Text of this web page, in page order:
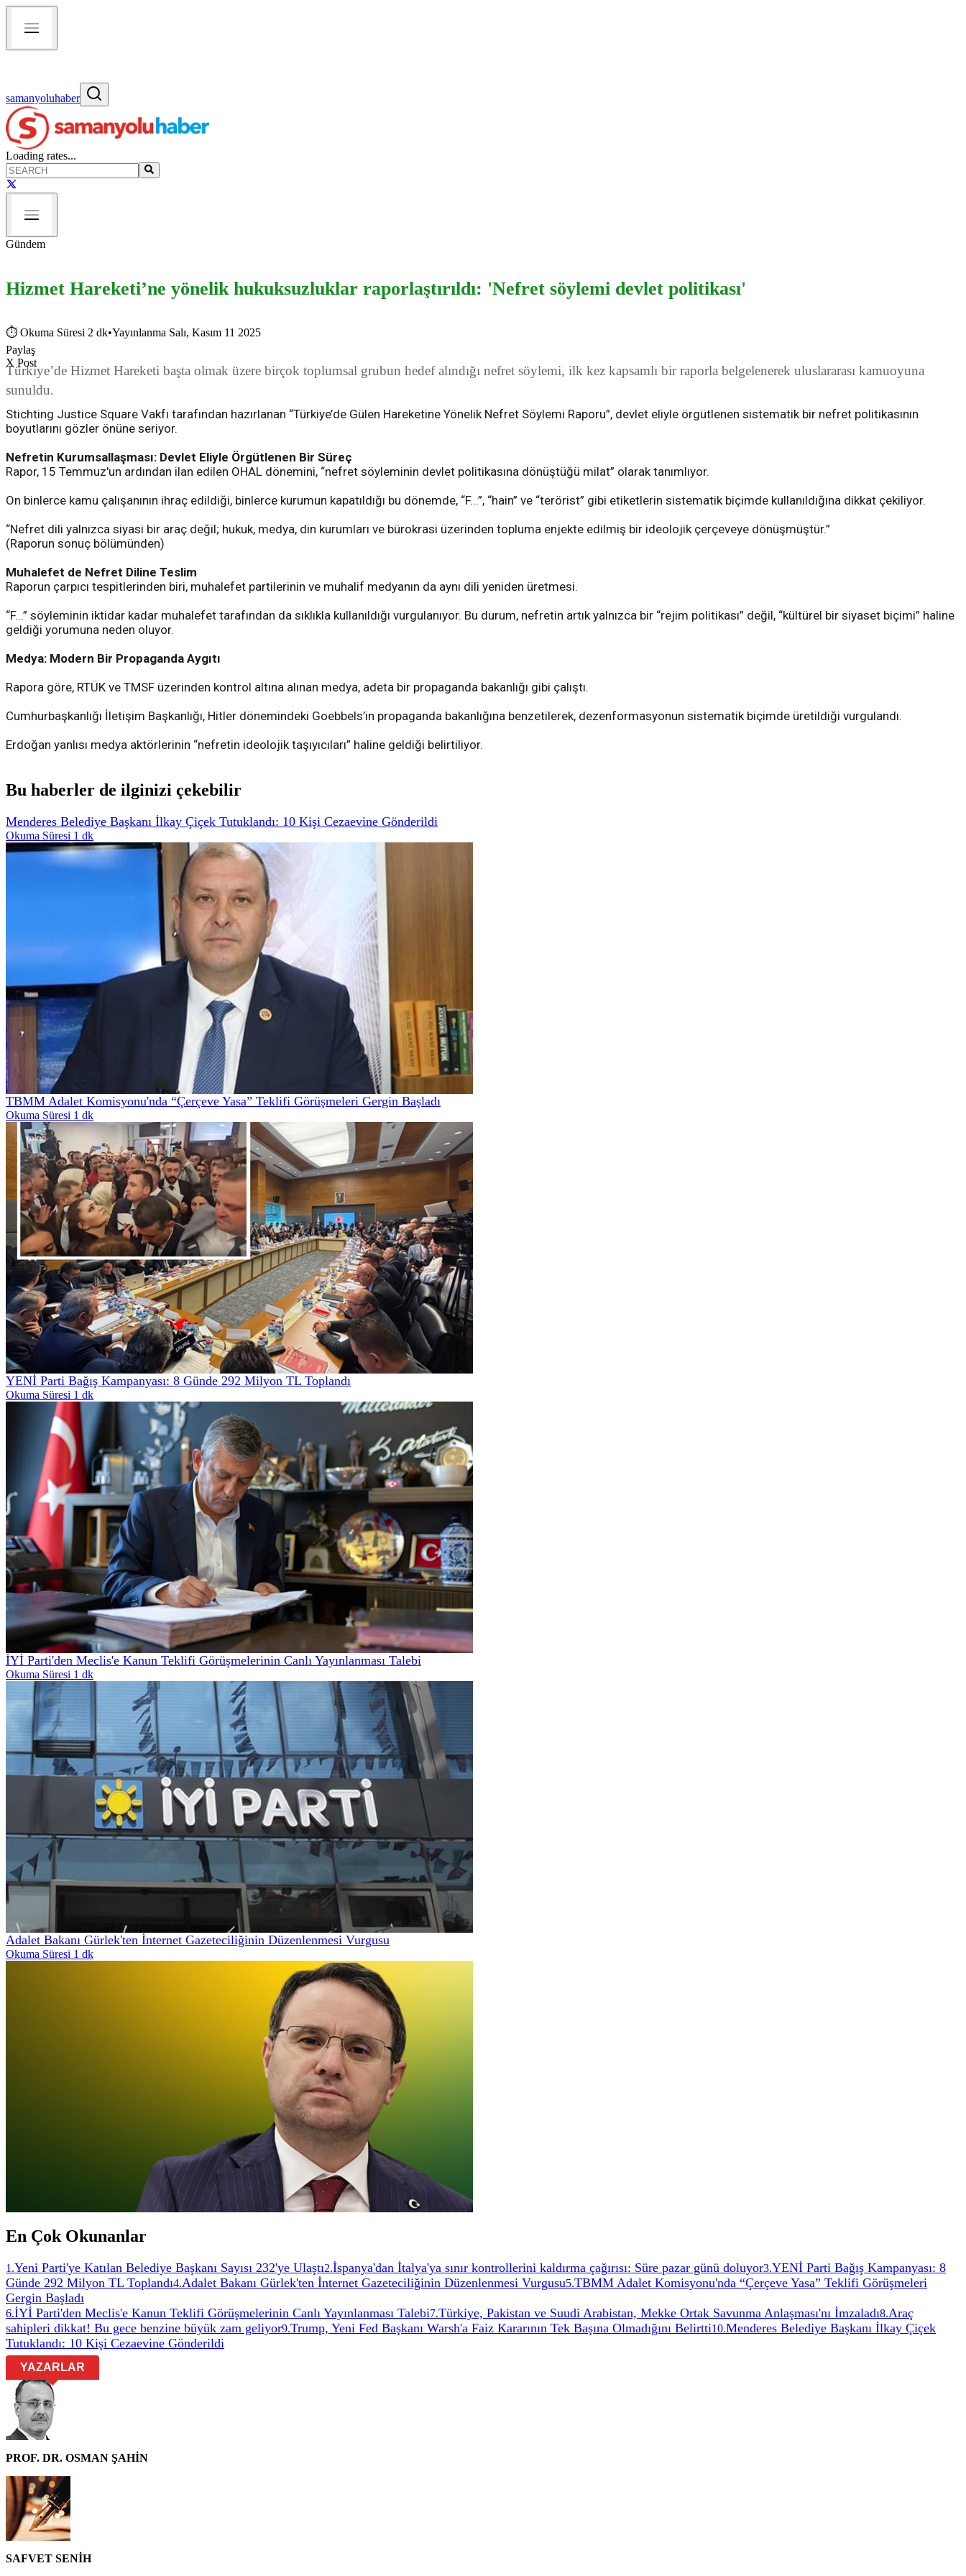
samanyoluhaber
Loading rates...
Gündem
Hizmet Hareketi’ne yönelik hukuksuzluklar raporlaştırıldı: 'Nefret söylemi devlet politikası'
⏱ Okuma Süresi 2 dk•Yayınlanma Salı, Kasım 11 2025
Paylaş
X Post
Türkiye’de Hizmet Hareketi başta olmak üzere birçok toplumsal grubun hedef alındığı nefret söylemi, ilk kez kapsamlı bir raporla belgelenerek uluslararası kamuoyuna
sunuldu.
Stichting Justice Square Vakfı tarafından hazırlanan “Türkiye’de Gülen Hareketine Yönelik Nefret Söylemi Raporu”, devlet eliyle örgütlenen sistematik bir nefret politikasının
boyutlarını gözler önüne seriyor.
Nefretin Kurumsallaşması: Devlet Eliyle Örgütlenen Bir Süreç
Rapor, 15 Temmuz'un ardından ilan edilen OHAL dönemini, “nefret söyleminin devlet politikasına dönüştüğü milat” olarak tanımlıyor.
On binlerce kamu çalışanının ihraç edildiği, binlerce kurumun kapatıldığı bu dönemde, “F...”, “hain” ve “terörist” gibi etiketlerin sistematik biçimde kullanıldığına dikkat çekiliyor.
“Nefret dili yalnızca siyasi bir araç değil; hukuk, medya, din kurumları ve bürokrasi üzerinden topluma enjekte edilmiş bir ideolojik çerçeveye dönüşmüştür.”
(Raporun sonuç bölümünden)
Muhalefet de Nefret Diline Teslim
Raporun çarpıcı tespitlerinden biri, muhalefet partilerinin ve muhalif medyanın da aynı dili yeniden üretmesi.
“F...” söyleminin iktidar kadar muhalefet tarafından da sıklıkla kullanıldığı vurgulanıyor. Bu durum, nefretin artık yalnızca bir “rejim politikası” değil, “kültürel bir siyaset biçimi” haline
geldiği yorumuna neden oluyor.
Medya: Modern Bir Propaganda Aygıtı
Rapora göre, RTÜK ve TMSF üzerinden kontrol altına alınan medya, adeta bir propaganda bakanlığı gibi çalıştı.
Cumhurbaşkanlığı İletişim Başkanlığı, Hitler dönemindeki Goebbels’in propaganda bakanlığına benzetilerek, dezenformasyonun sistematik biçimde üretildiği vurgulandı.
Erdoğan yanlısı medya aktörlerinin “nefretin ideolojik taşıyıcıları” haline geldiği belirtiliyor.
Bu haberler de ilginizi çekebilir
Menderes Belediye Başkanı İlkay Çiçek Tutuklandı: 10 Kişi Cezaevine Gönderildi
Okuma Süresi 1 dk
TBMM Adalet Komisyonu'nda “Çerçeve Yasa” Teklifi Görüşmeleri Gergin Başladı
Okuma Süresi 1 dk
YENİ Parti Bağış Kampanyası: 8 Günde 292 Milyon TL Toplandı
Okuma Süresi 1 dk
İYİ Parti'den Meclis'e Kanun Teklifi Görüşmelerinin Canlı Yayınlanması Talebi
Okuma Süresi 1 dk
Adalet Bakanı Gürlek'ten İnternet Gazeteciliğinin Düzenlenmesi Vurgusu
Okuma Süresi 1 dk
En Çok Okunanlar
1 .Yeni Parti'ye Katılan Belediye Başkanı Sayısı 232'ye Ulaştı2.İspanya'dan İtalya'ya sınır kontrollerini kaldırma çağırısı: Süre pazar günü doluyor3.YENİ Parti Bağış Kampanyası: 8
Günde 292 Milyon TL Toplandı4.Adalet Bakanı Gürlek'ten İnternet Gazeteciliğinin Düzenlenmesi Vurgusu5.TBMM Adalet Komisyonu'nda “Çerçeve Yasa” Teklifi Görüşmeleri
Gergin Başladı
6.İYİ Parti'den Meclis'e Kanun Teklifi Görüşmelerinin Canlı Yayınlanması Talebi7.Türkiye, Pakistan ve Suudi Arabistan, Mekke Ortak Savunma Anlaşması'nı İmzaladı8.Araç
sahipleri dikkat! Bu gece benzine büyük zam geliyor9.Trump, Yeni Fed Başkanı Warsh'a Faiz Kararının Tek Başına Olmadığını Belirtti10.Menderes Belediye Başkanı İlkay Çiçek
Tutuklandı: 10 Kişi Cezaevine Gönderildi
YAZARLAR
PROF. DR. OSMAN ŞAHİN
SAFVET SENİH